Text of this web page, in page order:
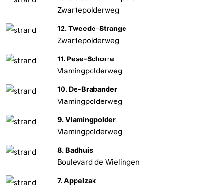
Zwin
Brügge
-
Gent
Die
Knokke-
Heist
Zeebrugge
-
Zwartepolderweg
12. Tweede-Strange
Zwartepolderweg
11. Pese-Schorre
Vlamingpolderweg
10. De-Brabander
Vlamingpolderweg
9. Vlamingpolder
Vlamingpolderweg
8. Badhuis
Boulevard de Wielingen
7. Appelzak